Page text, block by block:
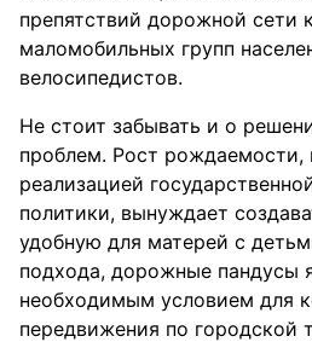
препятствий дорожной сети
маломобильных групп
велосипедистов.
Не стоит забывать и о
проблем. Рост рождаемости,
реализацией
политики, вынуждает
удобную для матерей с
подхода, дорожные пандусы
необходимым условием для
передвижения по городской